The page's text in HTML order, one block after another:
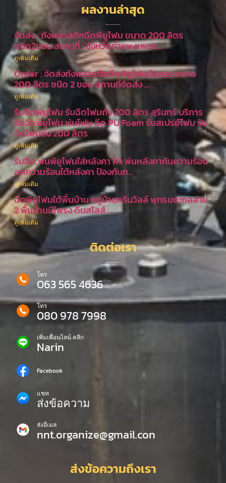
ผลงานล่าสุด
จัดส่ง : ถังพลาสติกฉีดพียูโฟม ขนาด 200 ลิตร
ชนิด2ขอบ สถานที่ : จังหวัดกำแพงเพชร…
ดูเพิ่มเติม
Order : จัดส่งถังพลาสติกฉีดพียูโฟมมือสอง ขนาด
200 ลิตร ชนิด 2 ขอบ สถานที่จัดส่ง …
ดูเพิ่มเติม
รับฉีดพียูโฟม รับฉีดโฟมถัง 200 ลิตร สุรินทร์ บริการ
รับฉีดพียูโฟม พ่นโฟม ฉีด PU Foam รับสเปรย์โฟม รับ
ฉีดโฟมถัง 200 ลิตร
ดูเพิ่มเติม
รับฉีด,พ่นพียูโฟมใส่หลังคา ฝ้า พ่นหลังคากันความร้อน
ลดความร้อนใต้หลังคา ป้องกันก…
ดูเพิ่มเติม
ฉีดพียูโฟมใต้พื้นบ้าน หมู่บ้านกรีนวิลล์ พุทธมณฑลสาย
2 พื้นบ้านมีโพรง ดินสไลส์ …
ดูเพิ่มเติม
ติดต่อเรา
โทร
063 565 4636
โทร
080 978 7998
เพิ่มเพื่อนไลน์ คลิก
Narin
Facebook
แชท
ส่งข้อความ
ส่งอีเมล
nnt.organize@gmail.con
ส่งข้อความถึงเรา